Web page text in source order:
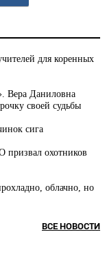
для коренных
Вера Даниловна
своей судьбы
сига
призвал охотников
облачно, но
ВСЕ НОВОСТИ